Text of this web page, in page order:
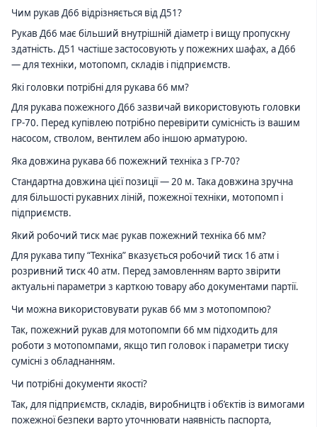
Чим рукав Д66 відрізняється від Д51?
Рукав Д66 має більший внутрішній діаметр і вищу пропускну
здатність. Д51 частіше застосовують у пожежних шафах, а Д66
— для техніки, мотопомп, складів і підприємств.
Які головки потрібні для рукава 66 мм?
Для рукава пожежного Д66 зазвичай використовують головки
ГР-70. Перед купівлею потрібно перевірити сумісність із вашим
насосом, стволом, вентилем або іншою арматурою.
Яка довжина рукава 66 пожежний техніка з ГР-70?
Стандартна довжина цієї позиції — 20 м. Така довжина зручна
для більшості рукавних ліній, пожежної техніки, мотопомп і
підприємств.
Який робочий тиск має рукав пожежний техніка 66 мм?
Для рукава типу “Техніка” вказується робочий тиск 16 атм і
розривний тиск 40 атм. Перед замовленням варто звірити
актуальні параметри з карткою товару або документами партії.
Чи можна використовувати рукав 66 мм з мотопомпою?
Так, пожежний рукав для мотопомпи 66 мм підходить для
роботи з мотопомпами, якщо тип головок і параметри тиску
сумісні з обладнанням.
Чи потрібні документи якості?
Так, для підприємств, складів, виробництв і об’єктів із вимогами
пожежної безпеки варто уточнювати наявність паспорта,